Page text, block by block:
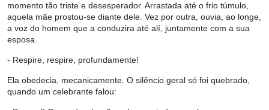
momento tão triste e desesperador. Arrastada até o frio túmulo,
aquela mãe prostou-se diante dele. Vez por outra, ouvia, ao longe,
a voz do homem que a conduzira até alí, juntamente com a sua
esposa.
- Respire, respire, profundamente!
Ela obedecia, mecanicamente. O silêncio geral só foi quebrado,
quando um celebrante falou: